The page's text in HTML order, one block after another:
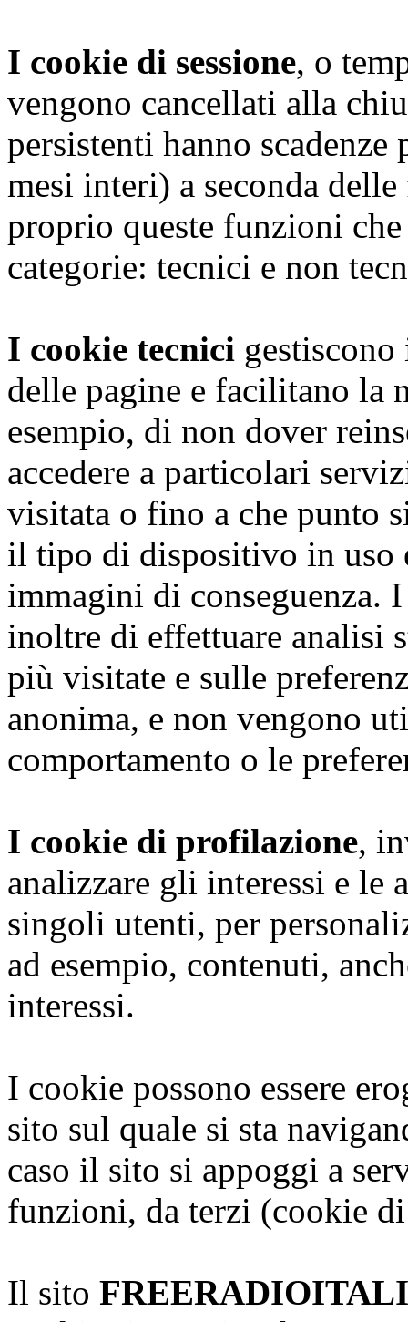
I cookie di sessione, o
vengono cancellati alla
persistenti hanno
mesi interi) a seconda
proprio queste funzioni
categorie: tecnici e non
I cookie tecnici gestiscono
delle pagine e facilitano la
esempio, di non dover
accedere a particolari
visitata o fino a che punto
il tipo di dispositivo in uso
immagini di conseguenza.
inoltre di effettuare analisi
più visitate e sulle
anonima, e non vengono
comportamento o le
I cookie di profilazione,
analizzare gli interessi e
singoli utenti, per
ad esempio, contenuti,
interessi.
I cookie possono essere
sito sul quale si sta
caso il sito si appoggi a
funzioni, da terzi (cookie
Il sito